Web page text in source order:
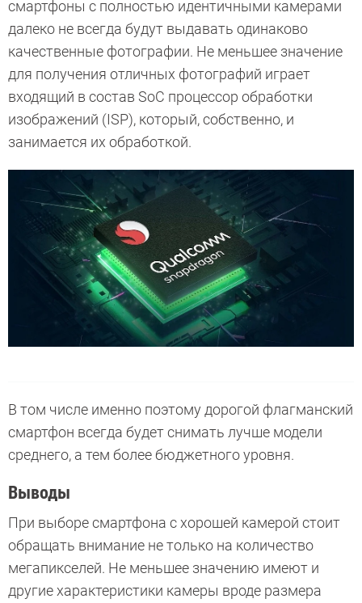
смартфоны с полностью идентичными камерами
далеко не всегда будут выдавать одинаково
качественные фотографии. Не меньшее значение
для получения отличных фотографий играет
входящий в состав SoC процессор обработки
изображений (ISP), который, собственно, и
занимается их обработкой.
В том числе именно поэтому дорогой флагманский
смартфон всегда будет снимать лучше модели
среднего, а тем более бюджетного уровня.
Выводы
При выборе смартфона с хорошей камерой стоит
обращать внимание не только на количество
мегапикселей. Не меньшее значению имеют и
другие характеристики камеры вроде размера